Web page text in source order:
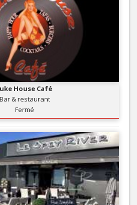
House Café
Bar & restaurant
Fermé